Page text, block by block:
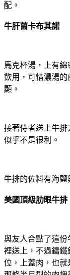
配。
牛肝菌卡布其諾
馬克杯湯，上有
飲用，可惜濃湯的
顯。
接著侍者送上牛
似乎不是很利。
牛排的佐料有海鹽
美國頂級肋眼牛排
與友人合點了這
裡送上，不過鑄
位，上蓋肉，也就